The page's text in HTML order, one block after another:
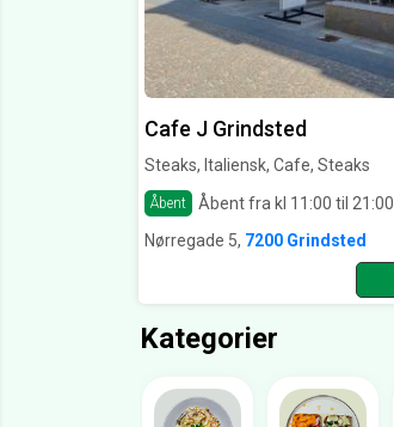
Cafe J Grindsted
Steaks, Italiensk, Cafe, Steaks
Åbent Åbent fra kl 11:00 til 21:00
Nørregade 5, 7200 Grindsted
Kategorier